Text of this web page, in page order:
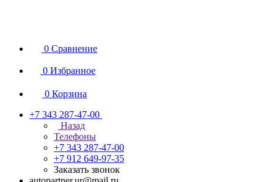
0 Сравнение
0 Избранное
0 Корзина
+7 343 287-47-00
Назад
Телефоны
+7 343 287-47-00
+7 912 649-97-35
Заказать звонок